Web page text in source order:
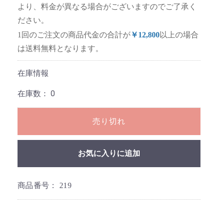
より、料金が異なる場合がございますのでご了承く
ださい。
1回のご注文の商品代金の合計が￥12,800以上の場合
は送料無料となります。
在庫情報
在庫数： 0
売り切れ
お気に入りに追加
商品番号： 219